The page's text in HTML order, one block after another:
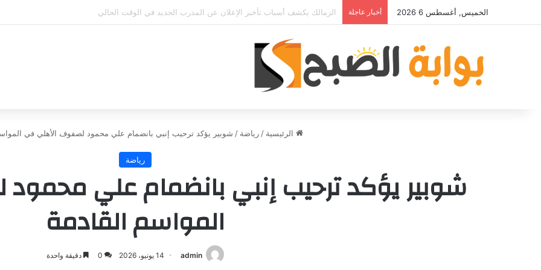
الخميس, أغسطس 6 2026 أخبار عاجلة مصدر قريب من حمدي فتحي يؤكد استمرار اللاعب مع الوكرة والعودة لمصر قرار ثانوي
الرئيسية / رياضة / شوبير يؤكد ترحيب إنبي بانضمام علي محمود لصفوف الأهلي في
رياضة
شوبير يؤكد ترحيب إنبي بانضمام علي
المواسم القادمة
admin 14 يونيو، 2026 0 دقيقة واحدة